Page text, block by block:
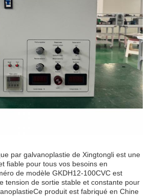
par galvanoplastie de Xingtongli est une
fiable pour tous vos besoins en
de modèle GKDH12-100CVC est
tension de sortie stable et constante pour
produit est fabriqué en Chine